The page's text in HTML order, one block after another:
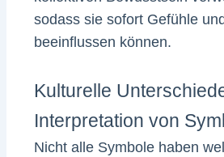
sodass sie sofort Gefühle
beeinflussen können.
Kulturelle
Interpretation von
Nicht alle Symbole haben